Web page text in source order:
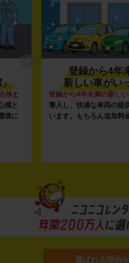
」
検と
感と
境に
登録から4年
新しい車がい
登録から4年未満の新し
導入し、快適な車両の提
います。もちろん追加料
選ばれる理由